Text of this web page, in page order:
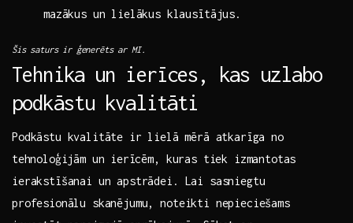
mazākus un lielākus klausītājus.
Šis saturs ir ģenerēts ar MI.
Tehnika un ierīces, kas uzlabo
podkāstu kvalitāti
Podkāstu kvalitāte ir lielā ⁤mērā atkarīga no
⁤tehnoloģijām un⁣ ierīcēm, kuras tiek izmantotas
ierakstīšanai un apstrādei. Lai sasniegtu
profesionālu skanējumu, noteikti nepieciešams